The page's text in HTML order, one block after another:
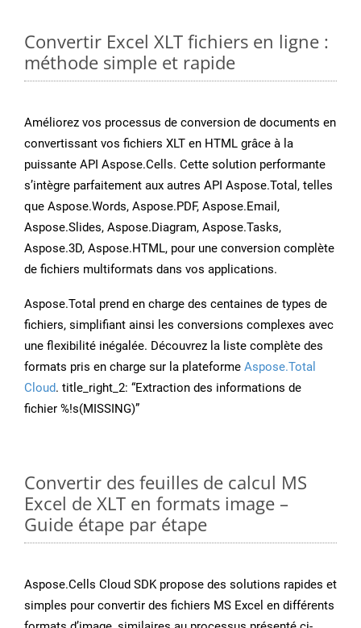
Convertir Excel XLT fichiers en ligne :
méthode simple et rapide
Améliorez vos processus de conversion de documents en
convertissant vos fichiers XLT en HTML grâce à la
puissante API Aspose.Cells. Cette solution performante
s’intègre parfaitement aux autres API Aspose.Total, telles
que Aspose.Words, Aspose.PDF, Aspose.Email,
Aspose.Slides, Aspose.Diagram, Aspose.Tasks,
Aspose.3D, Aspose.HTML, pour une conversion complète
de fichiers multiformats dans vos applications.
Aspose.Total prend en charge des centaines de types de
fichiers, simplifiant ainsi les conversions complexes avec
une flexibilité inégalée. Découvrez la liste complète des
formats pris en charge sur la plateforme Aspose.Total
Cloud. title_right_2: “Extraction des informations de
fichier %!s(MISSING)”
Convertir des feuilles de calcul MS
Excel de XLT en formats image –
Guide étape par étape
Aspose.Cells Cloud SDK propose des solutions rapides et
simples pour convertir des fichiers MS Excel en différents